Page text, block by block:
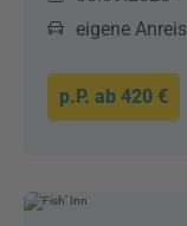
eigene
p.P. ab 420 €